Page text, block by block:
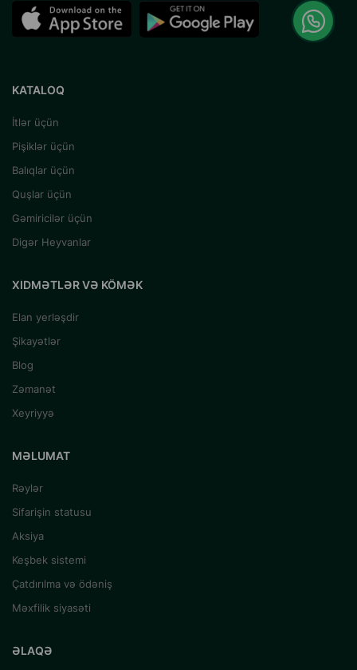
KATALOQ
İtlər üçün
Pişiklər üçün
Balıqlar üçün
Quşlar üçün
Gəmiricilər üçün
Digər Heyvanlar
XIDMƏTLƏR VƏ KÖMƏK
Elan yerləşdir
Şikayətlər
Blog
Zəmanət
Xeyriyyə
MƏLUMAT
Rəylər
Sifarişin statusu
Aksiya
Keşbek sistemi
Çatdırılma və ödəniş
Məxfilik siyasəti
ƏLAQƏ